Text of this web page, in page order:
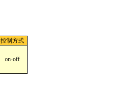
控制方式
on-off